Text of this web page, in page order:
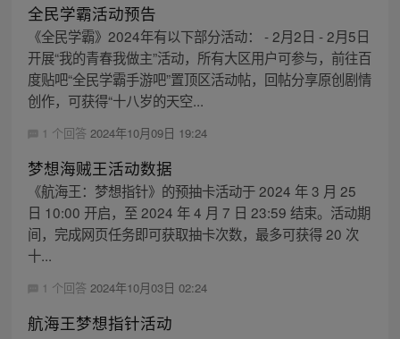
全民学霸活动预告
《全民学霸》2024年有以下部分活动： - 2月2日 - 2月5日
开展“我的青春我做主”活动，所有大区用户可参与，前往百
度贴吧“全民学霸手游吧”置顶区活动帖，回帖分享原创剧情
创作，可获得“十八岁的天空...
1 个回答 2024年10月09日 19:24
梦想海贼王活动数据
《航海王：梦想指针》的预抽卡活动于 2024 年 3 月 25
日 10:00 开启，至 2024 年 4 月 7 日 23:59 结束。活动期
间，完成网页任务即可获取抽卡次数，最多可获得 20 次
十...
1 个回答 2024年10月03日 02:24
航海王梦想指针活动